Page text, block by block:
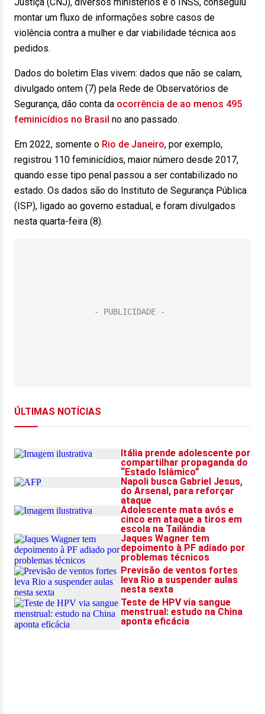
montar um fluxo de informações sobre casos de
violência contra a mulher e dar viabilidade técnica aos
pedidos.
Dados do boletim Elas vivem: dados que não se calam,
divulgado ontem (7) pela Rede de Observatórios de
Segurança, dão conta da ocorrência de ao menos 495
feminicídios no Brasil no ano passado.
Em 2022, somente o Rio de Janeiro, por exemplo,
registrou 110 feminicídios, maior número desde 2017,
quando esse tipo penal passou a ser contabilizado no
estado. Os dados são do Instituto de Segurança Pública
(ISP), ligado ao governo estadual, e foram divulgados
nesta quarta-feira (8).